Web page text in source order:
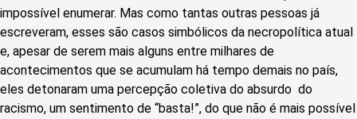
impossível enumerar. Mas como tantas outras pessoas já
escreveram, esses são casos simbólicos da necropolítica atual
e, apesar de serem mais alguns entre milhares de
acontecimentos que se acumulam há tempo demais no país,
eles detonaram uma percepção coletiva do absurdo do
racismo, um sentimento de “basta!”, do que não é mais possível